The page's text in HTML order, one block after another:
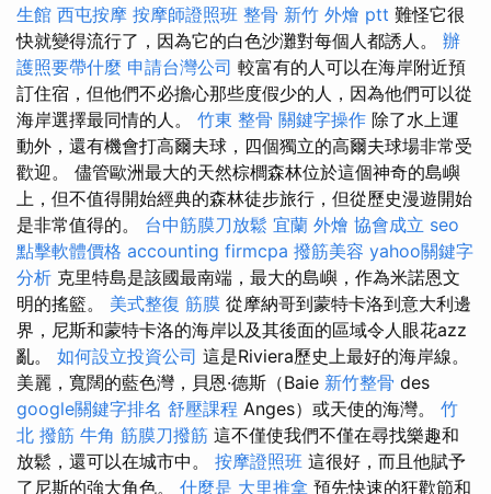
生館 西屯按摩 按摩師證照班 整骨 新竹 外燴 ptt 難怪它很
快就變得流行了，因為它的白色沙灘對每個人都誘人。 辦
護照要帶什麼 申請台灣公司 較富有的人可以在海岸附近預
訂住宿，但他們不必擔心那些度假少的人，因為他們可以從
海岸選擇最同情的人。 竹東 整骨 關鍵字操作 除了水上運
動外，還有機會打高爾夫球，四個獨立的高爾夫球場非常受
歡迎。 儘管歐洲最大的天然棕櫚森林位於這個神奇的島嶼
上，但不值得開始經典的森林徒步旅行，但從歷史漫遊開始
是非常值得的。 台中筋膜刀放鬆 宜蘭 外燴 協會成立 seo
點擊軟體價格 accounting firmcpa 撥筋美容 yahoo關鍵字
分析 克里特島是該國最南端，最大的島嶼，作為米諾恩文
明的搖籃。 美式整復 筋膜 從摩納哥到蒙特卡洛到意大利邊
界，尼斯和蒙特卡洛的海岸以及其後面的區域令人眼花azz
亂。 如何設立投資公司 這是Riviera歷史上最好的海岸線。
美麗，寬闊的藍色灣，貝恩·德斯（Baie 新竹整骨 des
google關鍵字排名 舒壓課程 Anges）或天使的海灣。 竹
北 撥筋 牛角 筋膜刀撥筋 這不僅使我們不僅在尋找樂趣和
放鬆，還可以在城市中。 按摩證照班 這很好，而且他賦予
了尼斯的強大角色。 什麼是 大里推拿 預先快速的狂歡節和